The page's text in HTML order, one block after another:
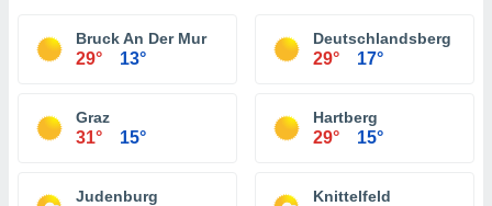
Bruck An Der Mur
29° 13°
Deutschlandsberg
29° 17°
Graz
31° 15°
Hartberg
29° 15°
Judenburg Knittelfeld